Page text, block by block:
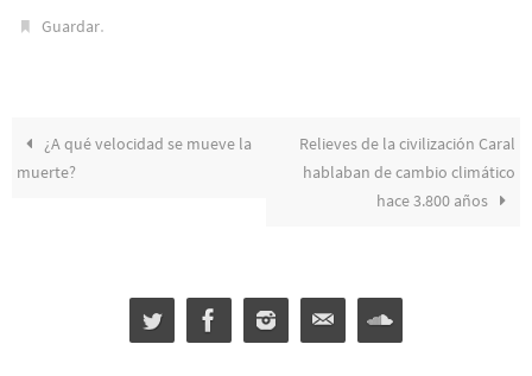
Guardar.
¿A qué velocidad se mueve la
muerte?
Relieves de la civilización Caral
hablaban de cambio climático
hace 3.800 años